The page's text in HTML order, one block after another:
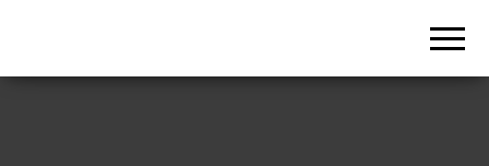
GLISSE) avec